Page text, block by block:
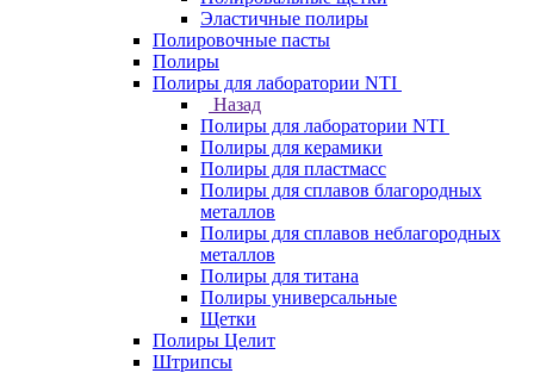
Эластичные полиры
Полировочные пасты
Полиры
Полиры для лаборатории NTI
Назад
Полиры для лаборатории NTI
Полиры для керамики
Полиры для пластмасс
Полиры для сплавов благородных
металлов
Полиры для сплавов неблагородных
металлов
Полиры для титана
Полиры универсальные
Щетки
Полиры Целит
Штрипсы